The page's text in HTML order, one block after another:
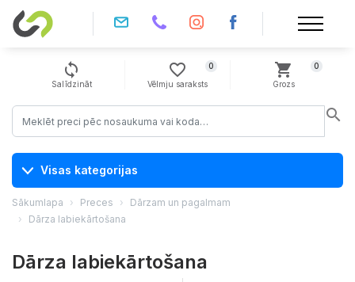
sync
Salīdzināt
favorite_border
Vēlmju saraksts
0 shopping_cart
Grozs
0
search
Visas kategorijas
Sākumlapa Preces
Dārzam un pagalmam
Dārza labiekārtošana
Dārza labiekārtošana